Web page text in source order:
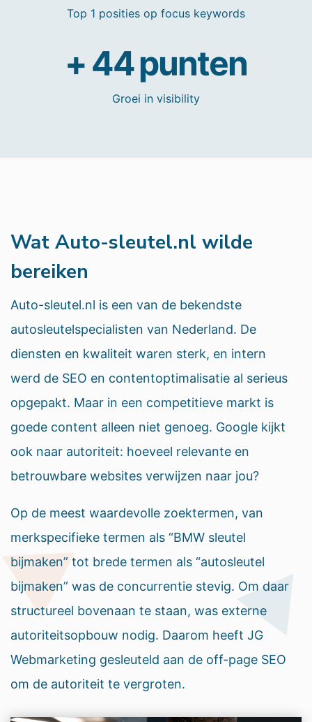
Top 1 posities op focus keywords
+45punten
Groei in visibility
Wat Auto-sleutel.nl wilde
bereiken
Auto-sleutel.nl is een van de bekendste
autosleutelspecialisten van Nederland. De
diensten en kwaliteit waren sterk, en intern
werd de SEO en contentoptimalisatie al serieus
opgepakt. Maar in een competitieve markt is
goede content alleen niet genoeg. Google kijkt
ook naar autoriteit: hoeveel relevante en
betrouwbare websites verwijzen naar jou?
Op de meest waardevolle zoektermen, van
merkspecifieke termen als “BMW sleutel
bijmaken” tot brede termen als “autosleutel
bijmaken” was de concurrentie stevig. Om daar
structureel bovenaan te staan, was externe
autoriteitsopbouw nodig. Daarom heeft JG
Webmarketing gesleuteld aan de off-page SEO
om de autoriteit te vergroten.